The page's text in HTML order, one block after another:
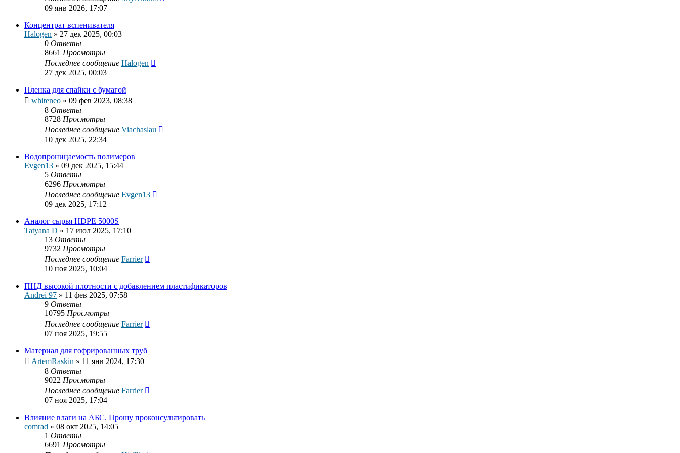
09 янв 2026, 17:07
Концентрат вспенивателя
Halogen » 27 дек 2025, 00:03
0 Ответы
8661 Просмотры
Последнее сообщение Halogen
27 дек 2025, 00:03
Пленка для спайки с бумагой
whiteneo » 09 фев 2023, 08:38
8 Ответы
8728 Просмотры
Последнее сообщение Viachaslau
10 дек 2025, 22:34
Водопроницаемость полимеров
Evgen13 » 09 дек 2025, 15:44
5 Ответы
6296 Просмотры
Последнее сообщение Evgen13
09 дек 2025, 17:12
Аналог сырья HDPE 5000S
Tatyana D » 17 июл 2025, 17:10
13 Ответы
9732 Просмотры
Последнее сообщение Farrier
10 ноя 2025, 10:04
ПНД высокой плотности с добавлением пластификаторов
Andrei 97 » 11 фев 2025, 07:58
9 Ответы
10795 Просмотры
Последнее сообщение Farrier
07 ноя 2025, 19:55
Материал для гофрированных труб
ArtemRaskin » 11 янв 2024, 17:30
8 Ответы
9022 Просмотры
Последнее сообщение Farrier
07 ноя 2025, 17:04
Влияние влаги на АБС. Прошу проконсультировать
comrad » 08 окт 2025, 14:05
1 Ответы
6691 Просмотры